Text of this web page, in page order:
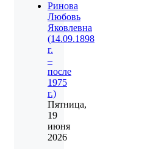
Ринова
Любовь
Яковлевна
(14.09.1898
г.
–
после
1975
г.)
Пятница,
19
июня
2026